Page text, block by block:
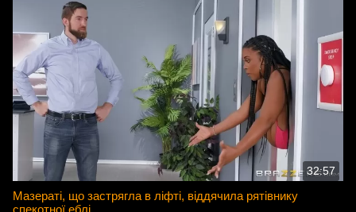
32:57
Мазераті, що застрягла в ліфті, віддячила рятівнику
спекотної еблі